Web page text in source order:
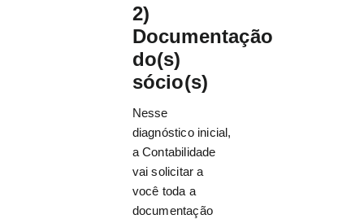
2)
Documentação
do(s)
sócio(s)
Nesse
diagnóstico inicial,
a Contabilidade
vai solicitar a
você toda a
documentação